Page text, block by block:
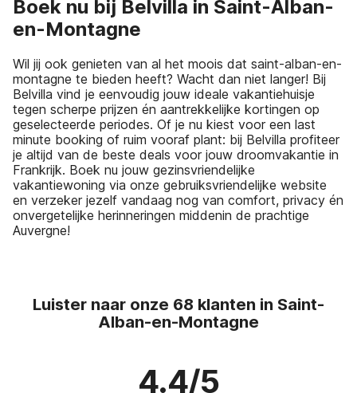
Boek nu bij Belvilla in Saint-Alban-
en-Montagne
Wil jij ook genieten van al het moois dat saint-alban-en-
montagne te bieden heeft? Wacht dan niet langer! Bij
Belvilla vind je eenvoudig jouw ideale vakantiehuisje
tegen scherpe prijzen én aantrekkelijke kortingen op
geselecteerde periodes. Of je nu kiest voor een last
minute booking of ruim vooraf plant: bij Belvilla profiteer
je altijd van de beste deals voor jouw droomvakantie in
Frankrijk. Boek nu jouw gezinsvriendelijke
vakantiewoning via onze gebruiksvriendelijke website
en verzeker jezelf vandaag nog van comfort, privacy én
onvergetelijke herinneringen middenin de prachtige
Auvergne!
Luister naar onze 68 klanten in Saint-
Alban-en-Montagne
4.4/5